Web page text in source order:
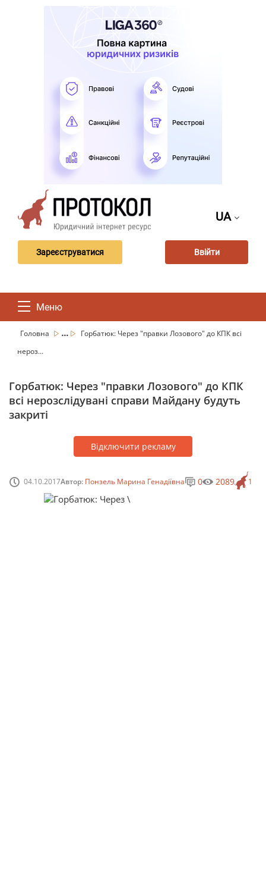
UA
Зареєструватися Ввійти
Меню
Головна ...
Горбатюк: Через "правки Лозового" до КПК всі
нероз...
Горбатюк: Через "правки Лозового" до КПК
всі нерозслідувані справи Майдану будуть
закриті
Відключити рекламу
04.10.2017Автор: Понзель Марина Генадіївна 1
0 2089